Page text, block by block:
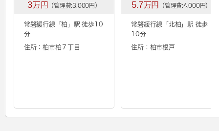
3万円 （管理費:3,000円）
常磐緩行線「柏 」駅 徒歩10
分
住所：柏市柏７丁目
5.7万円 （管理費:4,000円）
常磐緩行線「 北柏 」駅 徒歩
10分
住所：柏市根戸